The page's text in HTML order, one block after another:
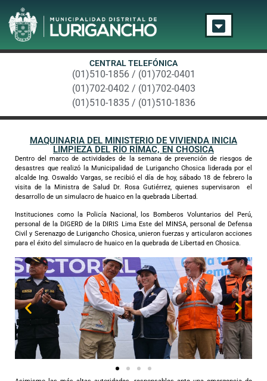
CENTRAL TELEFÓNICA
(01)510-1856 / (01)702-0401
(01)702-0402 / (01)702-0403
(01)510-1835 / (01)510-1836
MAQUINARIA DEL MINISTERIO DE VIVIENDA INICIA
LIMPIEZA DEL RÍO RÍMAC, EN CHOSICA
Dentro del marco de actividades de la semana de prevención de riesgos de
desastres que realizó la Municipalidad de Lurigancho Chosica liderada por el
alcalde Ing. Oswaldo Vargas, se recibió el día de hoy, sábado 18 de febrero la
visita de la Ministra de Salud Dr. Rosa Gutiérrez, quienes supervisaron el
desarrollo de un simulacro de huaico en la quebrada Libertad.
Instituciones como la Policía Nacional, los Bomberos Voluntarios del Perú,
personal de la DIGERD de la DIRIS Lima Este del MINSA, personal de Defensa
Civil y Serenazgo de Lurigancho Chosica, unieron fuerzas y articularon acciones
para el éxito del simulacro de huaico en la quebrada de Libertad en Chosica.